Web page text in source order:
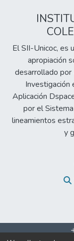
la
El SII-Unicoc, es
apropiación
desarrollado por
Investigación
Aplicación
por el
lineamientos
y